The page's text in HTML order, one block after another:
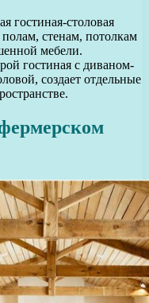
гостиная-столовая
стенам, потолкам
мебели.
гостиная с диваном-
создает отдельные